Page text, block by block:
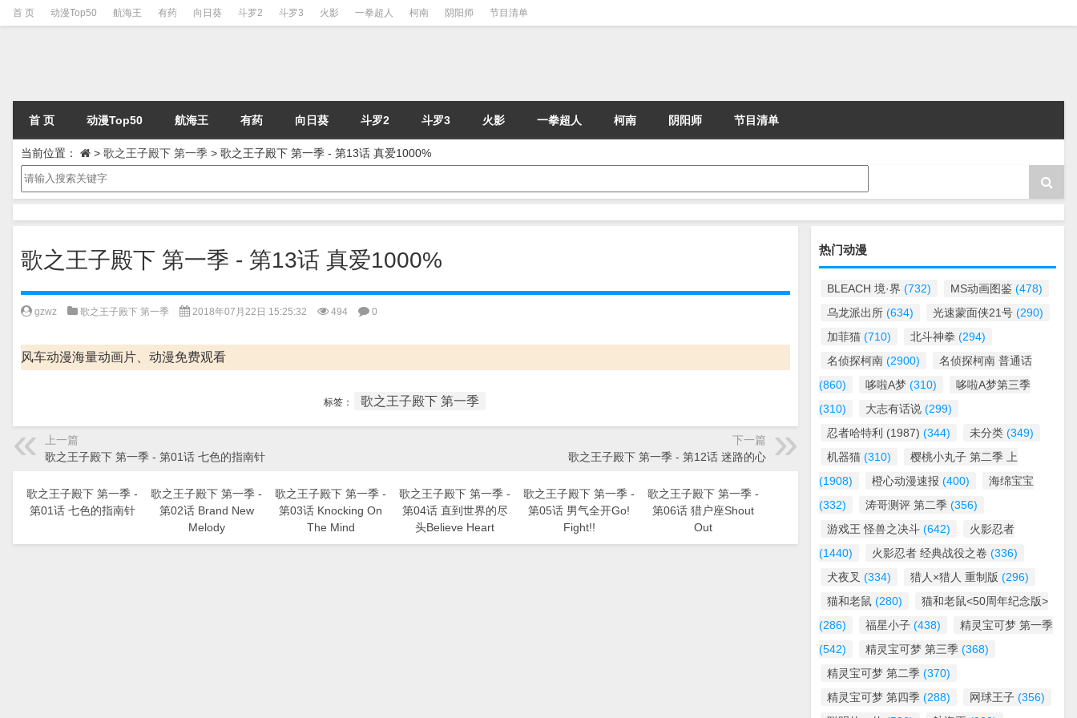
首 页 动漫Top50 航海王 有药 向日葵 斗罗2 斗罗3 火影 一拳超人 柯南 阴阳师 节目清单
首 页 动漫Top50 航海王 有药 向日葵 斗罗2 斗罗3 火影 一拳超人 柯南 阴阳师 节目清单
当前位置： > 歌之王子殿下 第一季 > 歌之王子殿下 第一季 - 第13话 真爱1000%
歌之王子殿下 第一季 - 第13话 真爱1000%
gzwz 歌之王子殿下 第一季 2018年07月22日 15:25:32 494 0
风车动漫海量动画片、动漫免费观看
标签： 歌之王子殿下 第一季
上一篇
歌之王子殿下 第一季 - 第01话 七色的指南针
下一篇
歌之王子殿下 第一季 - 第12话 迷路的心
歌之王子殿下 第一季 -
第01话 七色的指南针
歌之王子殿下 第一季 -
第02话 Brand New
Melody
歌之王子殿下 第一季 -
第03话 Knocking On
The Mind
歌之王子殿下 第一季 -
第04话 直到世界的尽
头Believe Heart
歌之王子殿下 第一季 -
第05话 男气全开Go!
Fight!!
歌之王子殿下 第一季 -
第06话 猎户座Shout
Out
热门动漫
BLEACH 境·界 (732) MS动画图鉴 (478)
乌龙派出所 (634) 光速蒙面侠21号 (290)
加菲猫 (710) 北斗神拳 (294)
名侦探柯南 (2900)
名侦探柯南 普通话
(860)
哆啦A梦 (310)
哆啦A梦第三季
(310)
大志有话说 (299)
忍者哈特利 (1987) (344) 未分类 (349)
机器猫 (310)
樱桃小丸子 第二季 上
(1908)
橙心动漫速报 (400)
海绵宝宝
(332)
涛哥测评 第二季 (356)
游戏王 怪兽之决斗 (642)
火影忍者
(1440)
火影忍者 经典战役之卷 (336)
犬夜叉 (334) 猎人×猎人 重制版 (296)
猫和老鼠 (280)
猫和老鼠<50周年纪念版>
(286)
福星小子 (438)
精灵宝可梦 第一季
(542)
精灵宝可梦 第三季 (368)
精灵宝可梦 第二季 (370)
精灵宝可梦 第四季 (288) 网球王子 (356)